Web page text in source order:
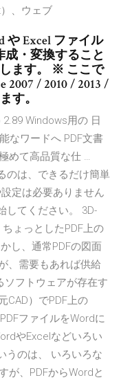
、ウェブ
や Excel ファイル
成・変換すること
ます。 ※ ここで
/ 2010 / 2013 /
す。
Windows用の 日
なワードへ PDF文書
めて高品質な仕 …
のは、できるだけ簡単
定は必要ありません
してください。 3D-
ょっとしたPDF上の
し、通常PDFの図面
、需要もあれば供給
ソフトウェアが存在す
CAD）でPDF上の
ファイルをWordに
やExcelなどいろい
うのは、 いろいろな
が、PDFからWordと